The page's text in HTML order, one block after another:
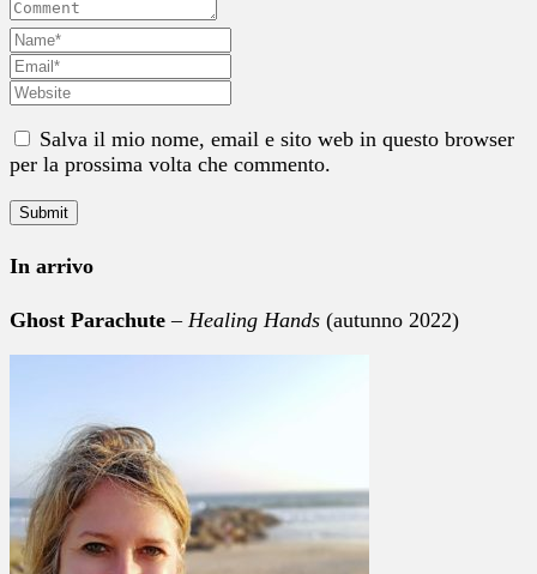
Salva il mio nome, email e sito web in questo browser
per la prossima volta che commento.
In arrivo
Ghost Parachute– Healing Hands (autunno 2022)